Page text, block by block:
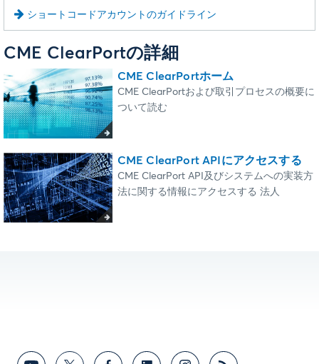
ショートコードアカウントのガイドライン
CME ClearPortの詳細
CME ClearPortホーム
CME ClearPortおよび取引プロセスの概要に
ついて読む
CME ClearPort APIにアクセスする
CME ClearPort API及びシステムへの実装方
法に関する情報にアクセスする 法人